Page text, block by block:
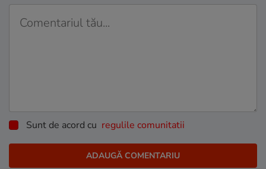
Sunt de acord cu regulile comunitatii